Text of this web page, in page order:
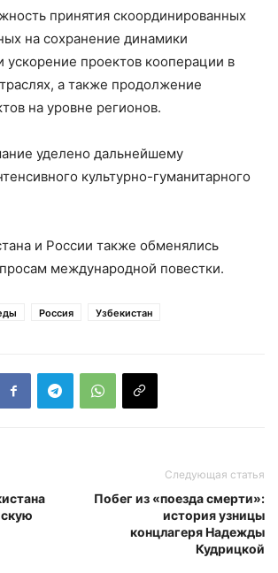
принятия скоординированных
на сохранение динамики
ускорение проектов кооперации в
а также продолжение
на уровне регионов.
уделено дальнейшему
культурно-гуманитарного
и России также обменялись
международной повестки.
Россия Узбекистан
Следующая статья
Побег из «поезда смерти»:
история узницы
концлагеря Надежды
Кудрицкой